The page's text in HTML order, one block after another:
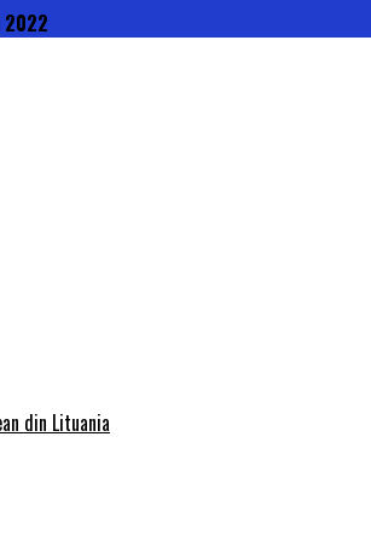
2022
din Lituania